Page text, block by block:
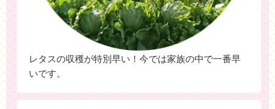
レタスの収穫が特別早い！今では家族の中で一番早
いです。